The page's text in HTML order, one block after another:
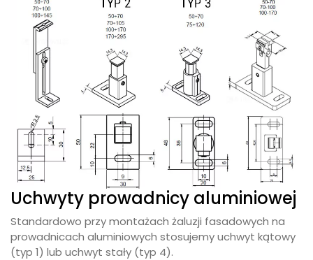
Uchwyty prowadnicy aluminiowej
Standardowo przy montażach żaluzji fasadowych na
prowadnicach aluminiowych stosujemy uchwyt kątowy
(typ 1) lub uchwyt stały (typ 4).